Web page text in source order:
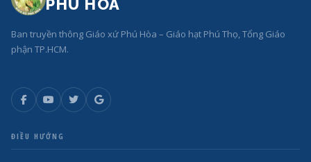
PHÚ HOÀ
Ban truyền thông Giáo xứ Phú Hòa – Giáo hạt Phú Thọ, Tổng Giáo
phận TP.HCM.
ĐIỀU HƯỚNG